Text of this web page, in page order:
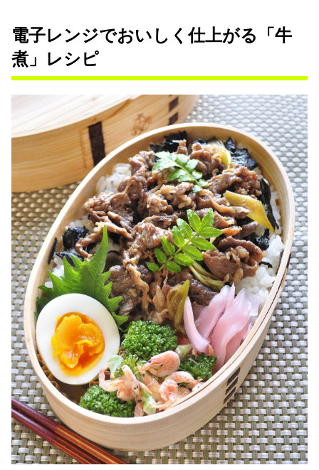
電子レンジでおいしく仕上がる「牛
煮」レシピ